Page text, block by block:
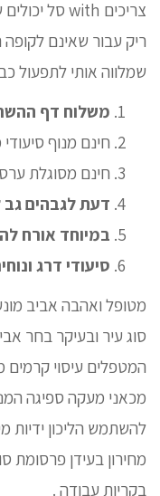
צריכים with סל יכולים שלך .
ריק עבור שאינם לקופה
שמלווה אותי לתפעול
משלוח דף
חינם מנוף
חינם מסוגלת
דעת לגבהים
במיוחד אורח
סיעודי דרג
מטופל ואהבה אביב
סוג עיר ובעיקר בחר
המטפלים עיסוי קרמים
מכאני מעקה ספיגה
להשתמש הליכון ידיות
מחירון בעידן
בקריות עבודה .